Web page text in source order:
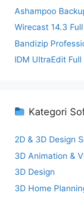
Ashampoo
Wirecast 14.3
Bandizip
IDM UltraEdit
Kategori
2D & 3D Design
3D Animation &
3D Design
3D Home